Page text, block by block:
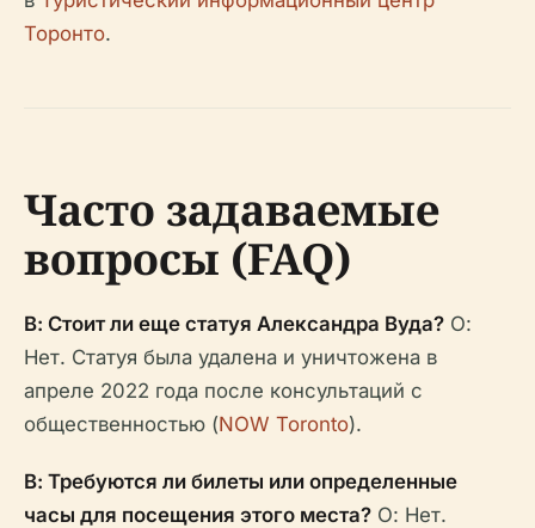
Торонто.
Часто задаваемые
вопросы (FAQ)
В: Стоит ли еще статуя Александра Вуда? О:
Нет. Статуя была удалена и уничтожена в
апреле 2022 года после консультаций с
общественностью (NOW Toronto).
В: Требуются ли билеты или определенные
часы для посещения этого места? О: Нет.